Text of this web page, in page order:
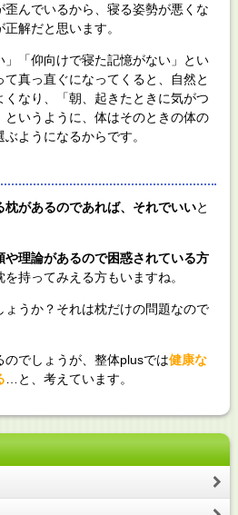
歪んでいるから、寝る姿勢が悪くな
解だと思います。
」「仰向けで寝た記憶がない」とい
真っ直ぐになってくると、自然と
なり、「朝、起きたときに気がつ
というように、体はそのときの体の
ようになるからです。
枕があるのであれば、それでいいと
や理論があるので困惑されている方
持ってみえる方もいますね。
うか？それは枕だけの問題なので
でしょうが、整体plusでは健康な
…と、考えています。